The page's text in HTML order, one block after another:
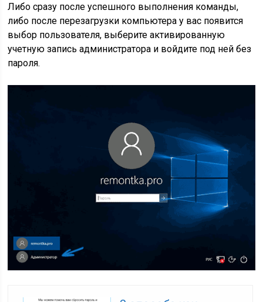
Либо сразу после успешного выполнения команды,
либо после перезагрузки компьютера у вас появится
выбор пользователя, выберите активированную
учетную запись администратора и войдите под ней без
пароля.